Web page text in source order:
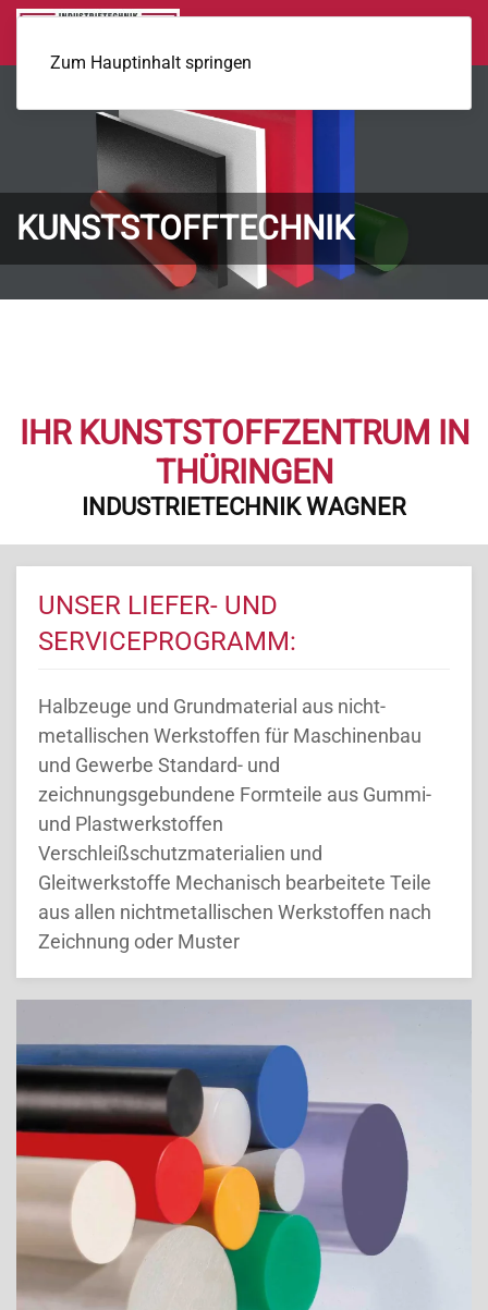
Zum Hauptinhalt springen
KUNSTSTOFFTECHNIK
IHR KUNSTSTOFFZENTRUM IN
THÜRINGEN
INDUSTRIETECHNIK WAGNER
UNSER LIEFER- UND
SERVICEPROGRAMM:
Halbzeuge und Grundmaterial aus nicht-
metallischen Werkstoffen für Maschinenbau
und Gewerbe Standard- und
zeichnungsgebundene Formteile aus Gummi-
und Plastwerkstoffen
Verschleißschutzmaterialien und
Gleitwerkstoffe Mechanisch bearbeitete Teile
aus allen nichtmetallischen Werkstoffen nach
Zeichnung oder Muster